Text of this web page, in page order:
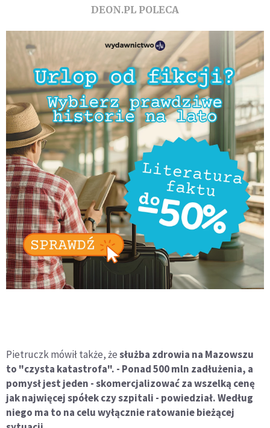
DEON.PL POLECA
Pietruczk mówił także, żesłużba zdrowia na Mazowszu
to "czysta katastrofa". - Ponad 500 mln zadłużenia, a
pomysł jest jeden - skomercjalizować za wszelką cenę
jak najwięcej spółek czy szpitali - powiedział. Według
niego ma to na celu wyłącznie ratowanie bieżącej